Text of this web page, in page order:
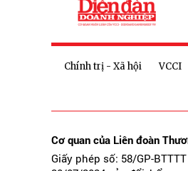
Chính trị - Xã hội VCCI
Cơ quan của Liên đoàn
Giấy phép số: 58/GP-